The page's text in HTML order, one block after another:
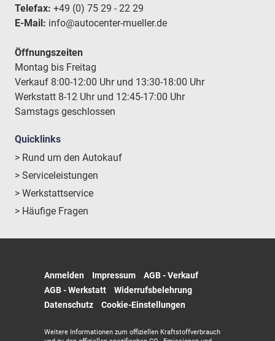
Telefax: +49 (0) 75 29 - 22 29
E-Mail: info@autocenter-mueller.de
Öffnungszeiten
Montag bis Freitag
Verkauf 8:00-12:00 Uhr und 13:30-18:00 Uhr
Werkstatt 8-12 Uhr und 12:45-17:00 Uhr
Samstags geschlossen
Quicklinks
> Rund um den Autokauf
> Serviceleistungen
> Werkstattservice
> Häufige Fragen
Anmelden Impressum
AGB - Verkauf
AGB - Werkstatt
Widerrufsbelehrung
Datenschutz
Cookie-Einstellungen
Weitere Informationen zum offiziellen Kraftstoffverbrauch